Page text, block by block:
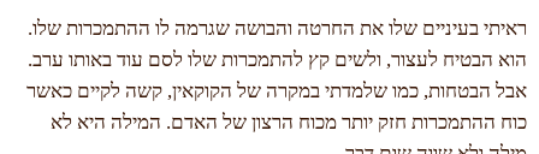
ראיתי בעיניים שלו את החרטה והבושה שגרמה לו ההתמכרות שלו.
הוא הבטיח לעצור, ולשים קץ להתמכרות שלו לסם עוד באותו ערב.
אבל הבטחות, כמו שלמדתי במקרה של הקוקאין, קשה לקיים כאשר
כוח ההתמכרות חזק יותר מכוח הרצון של האדם. המילה היא לא